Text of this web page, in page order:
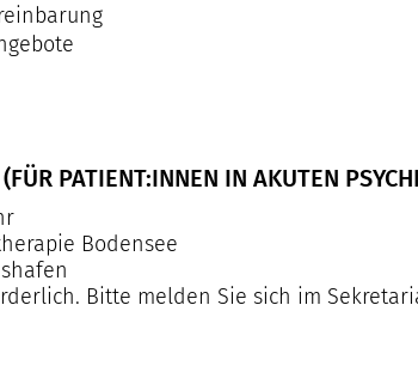
PATIENT:INNEN IN AKUTEN
Bodensee
Bitte melden Sie sich im